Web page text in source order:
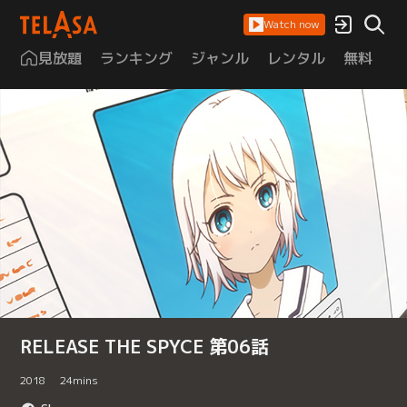
Watch now
見放題 ランキング ジャンル レンタル 無料
RELEASE THE SPYCE 第06話
2018 24mins